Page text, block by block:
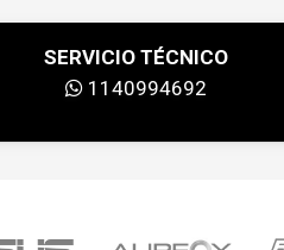
SERVICIO TÉCNICO
1140994692